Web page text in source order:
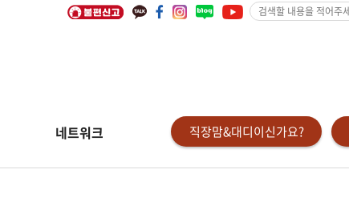
검
색
요
네트워크 직장맘&대디이신가요?